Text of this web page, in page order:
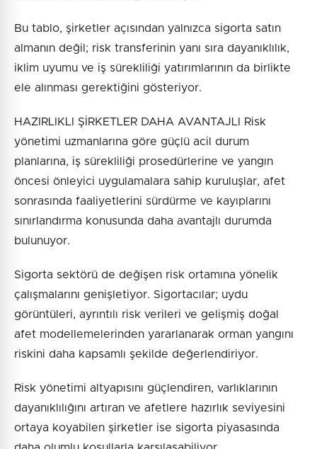
Bu tablo, şirketler açısından yalnızca sigorta satın
almanın değil; risk transferinin yanı sıra dayanıklılık,
iklim uyumu ve iş sürekliliği yatırımlarının da birlikte
ele alınması gerektiğini gösteriyor.
HAZIRLIKLI ŞİRKETLER DAHA AVANTAJLI Risk
yönetimi uzmanlarına göre güçlü acil durum
planlarına, iş sürekliliği prosedürlerine ve yangın
öncesi önleyici uygulamalara sahip kuruluşlar, afet
sonrasında faaliyetlerini sürdürme ve kayıplarını
sınırlandırma konusunda daha avantajlı durumda
bulunuyor.
Sigorta sektörü de değişen risk ortamına yönelik
çalışmalarını genişletiyor. Sigortacılar; uydu
görüntüleri, ayrıntılı risk verileri ve gelişmiş doğal
afet modellemelerinden yararlanarak orman yangını
riskini daha kapsamlı şekilde değerlendiriyor.
Risk yönetimi altyapısını güçlendiren, varlıklarının
dayanıklılığını artıran ve afetlere hazırlık seviyesini
ortaya koyabilen şirketler ise sigorta piyasasında